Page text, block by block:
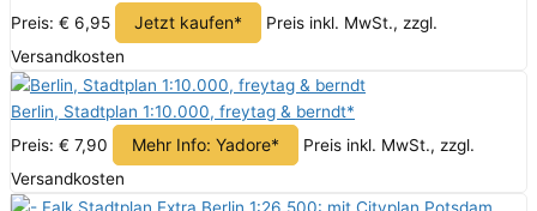
Preis: € 6,95
Jetzt kaufen*
Preis inkl. MwSt., zzgl.
Versandkosten
Berlin, Stadtplan 1:10.000, freytag & berndt*
Preis: € 7,90
Mehr Info: Yadore*
Preis inkl. MwSt., zzgl.
Versandkosten